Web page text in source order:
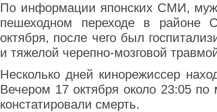
По информации японских СМИ,
пешеходном переходе в районе
октября, после чего был
и тяжелой черепно-мозговой
Несколько дней кинорежиссер
Вечером 17 октября около 23:05
констатировали смерть.